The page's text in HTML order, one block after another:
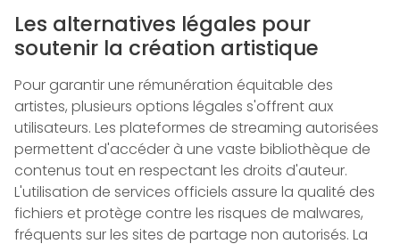
Les alternatives légales pour
soutenir la création artistique
Pour garantir une rémunération équitable des
artistes, plusieurs options légales s'offrent aux
utilisateurs. Les plateformes de streaming autorisées
permettent d'accéder à une vaste bibliothèque de
contenus tout en respectant les droits d'auteur.
L'utilisation de services officiels assure la qualité des
fichiers et protège contre les risques de malwares,
fréquents sur les sites de partage non autorisés. La